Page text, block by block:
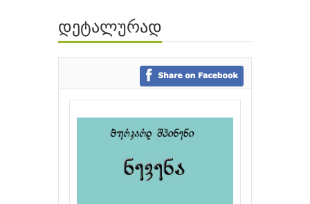
ავტორები
გამომცემლობები
დეტალურად